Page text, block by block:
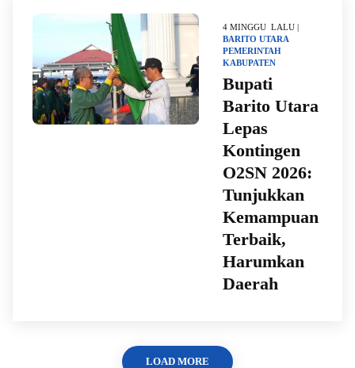
4 MINGGU LALU |
BARITO UTARA
PEMERINTAH
KABUPATEN
Bupati
Barito Utara
Lepas
Kontingen
O2SN 2026:
Tunjukkan
Kemampuan
Terbaik,
Harumkan
Daerah
LOAD MORE